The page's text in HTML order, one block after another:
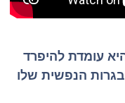
עומדת להיפרד
הנפשית שלו